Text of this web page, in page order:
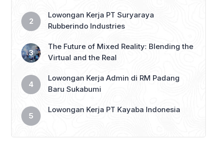
Lowongan Kerja PT Suryaraya
Rubberindo Industries
The Future of Mixed Reality: Blending the
Virtual and the Real
Lowongan Kerja Admin di RM Padang
Baru Sukabumi
Lowongan Kerja PT Kayaba Indonesia